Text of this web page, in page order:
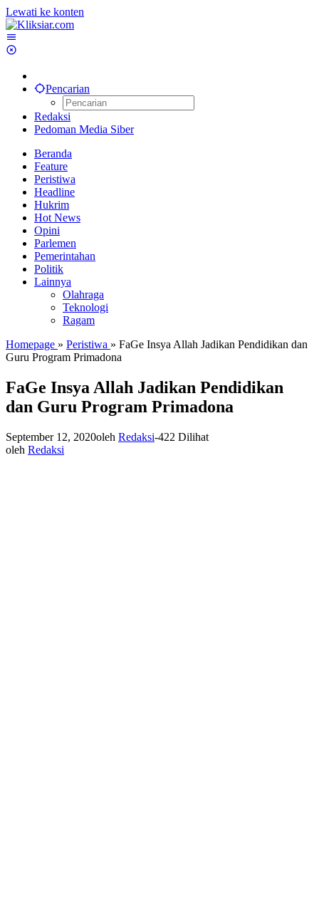
Lewati ke konten
Pencarian
Redaksi
Pedoman Media Siber
Beranda
Feature
Peristiwa
Headline
Hukrim
Hot News
Opini
Parlemen
Pemerintahan
Politik
Lainnya
Olahraga
Teknologi
Ragam
Homepage » Peristiwa » FaGe Insya Allah Jadikan Pendidikan dan
Guru Program Primadona
FaGe Insya Allah Jadikan Pendidikan
dan Guru Program Primadona
September 12, 2020oleh Redaksi-422 Dilihat
oleh Redaksi